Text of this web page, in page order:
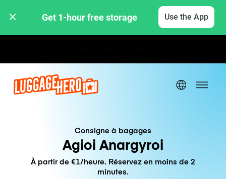
Get 1-hour free storage Use the App
Consigne à bagages
Agioi Anargyroi
À partir de €1/heure. Réservez en moins de 2
minutes.